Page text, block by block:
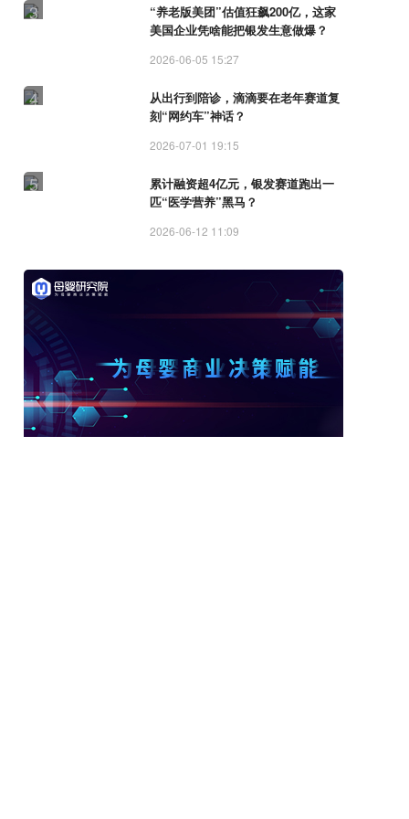
3
“养老版美团”估值狂飙200亿，这家
美国企业凭啥能把银发生意做爆？
2026-06-05 15:27
4
从出行到陪诊，滴滴要在老年赛道复
刻“网约车”神话？
2026-07-01 19:15
5
累计融资超4亿元，银发赛道跑出一
匹“医学营养”黑马？
2026-06-12 11:09